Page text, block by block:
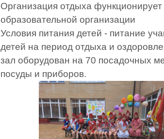
Организация отдыха
образовательной организации
Условия питания детей - питание
детей на период отдыха и
зал оборудован на 70 посадочных
посуды и приборов.